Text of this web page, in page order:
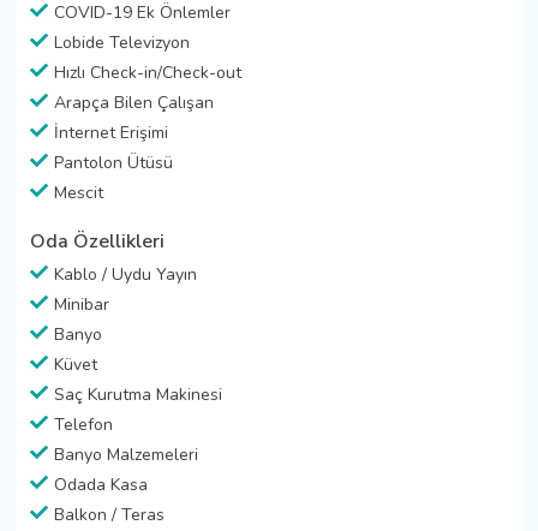
COVID-19 Ek Önlemler
Lobide Televizyon
Hızlı Check-in/Check-out
Arapça Bilen Çalışan
İnternet Erişimi
Pantolon Ütüsü
Mescit
Oda Özellikleri
Kablo / Uydu Yayın
Minibar
Banyo
Küvet
Saç Kurutma Makinesi
Telefon
Banyo Malzemeleri
Odada Kasa
Balkon / Teras